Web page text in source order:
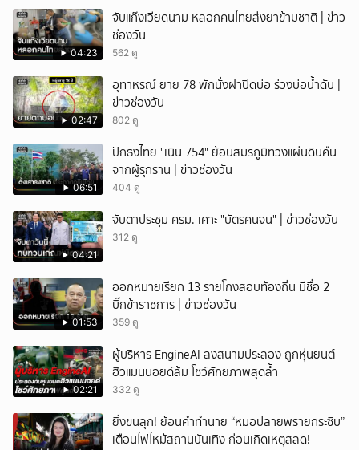
04:23
จับแก๊งเวียดนาม หลอกคนไทยส่งยาข้ามชาติ | ข่าว
ช่องวัน
562 ดู
02:47
อุทาหรณ์ ยาย 78 พักนั่งฝาปิดบ่อ ร่วงบ่อน้ำดับ |
ข่าวช่องวัน
802 ดู
06:51
ปักธงไทย "เนิน 754" ย้อนสมรภูมิทวงแผ่นดินคืน
จากผู้รุกราน | ข่าวช่องวัน
404 ดู
04:21
จับตาประชุม ครม. เคาะ "บัตรคนจน" | ข่าวช่องวัน
312 ดู
01:53
ออกหมายเรียก 13 รายโกงสอบท้องถิ่น มีชื่อ 2
บิ๊กข้าราชการ | ข่าวช่องวัน
359 ดู
02:21
ผู้บริหาร EngineAI ลงสนามประลอง ถูกหุ่นยนต์
ฮิวแมนนอยด์ล้ม โชว์ศักยภาพสุดล้ำ
332 ดู
ยิ่งขนลุก! ย้อนคำทำนาย “หมอปลายพรายกระซิบ”
เตือนไฟไหม้สถานบันเทิง ก่อนเกิดเหตุสลด!
ยกเลิก